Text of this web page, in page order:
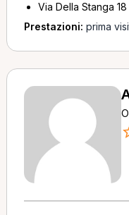
Via Della Stanga
Prestazioni: prima